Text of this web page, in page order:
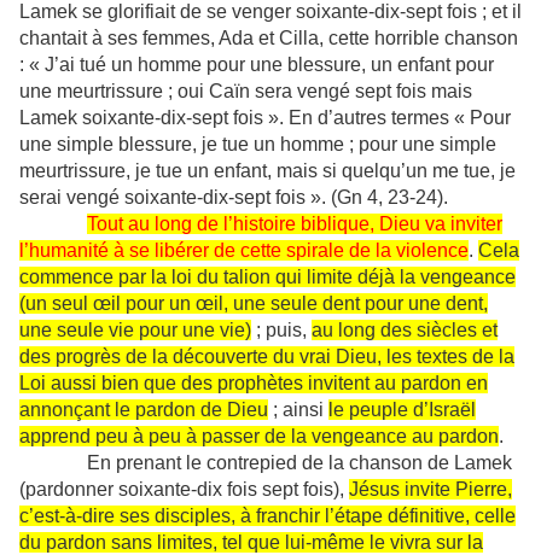
Lamek se glorifiait de se venger soixante-dix-sept fois ; et il
chantait à ses femmes, Ada et Cilla, cette horrible chanson
: « J’ai tué un homme pour une blessure, un enfant pour
une meurtrissure ; oui Caïn sera vengé sept fois mais
Lamek soixante-dix-sept fois ». En d’autres termes « Pour
une simple blessure, je tue un homme ; pour une simple
meurtrissure, je tue un enfant, mais si quelqu’un me tue, je
serai vengé soixante-dix-sept fois ». (Gn 4, 23-24).
Tout au long de l’histoire biblique, Dieu va inviter
l’humanité à se libérer de cette spirale de la violence. Cela
commence par la loi du talion qui limite déjà la vengeance
(un seul œil pour un œil, une seule dent pour une dent,
une seule vie pour une vie) ; puis, au long des siècles et
des progrès de la découverte du vrai Dieu, les textes de la
Loi aussi bien que des prophètes invitent au pardon en
annonçant le pardon de Dieu ; ainsi le peuple d’Israël
apprend peu à peu à passer de la vengeance au pardon.
En prenant le contrepied de la chanson de Lamek
(pardonner soixante-dix fois sept fois), Jésus invite Pierre,
c’est-à-dire ses disciples, à franchir l’étape définitive, celle
du pardon sans limites, tel que lui-même le vivra sur la